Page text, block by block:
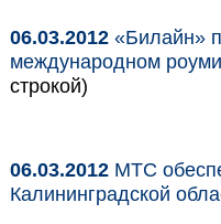
06.03.2012 «Билайн»
международном
строкой)
06.03.2012 МТС
Калининградской